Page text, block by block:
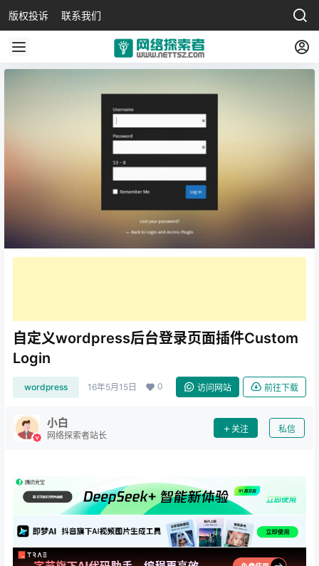
版权投诉 联系我们
自定义wordpress后台登录页面插件Custom
Login
wordpress 16年5月15日 0 访问网站 前往下载
小白
网络探索者站长
关注 私信